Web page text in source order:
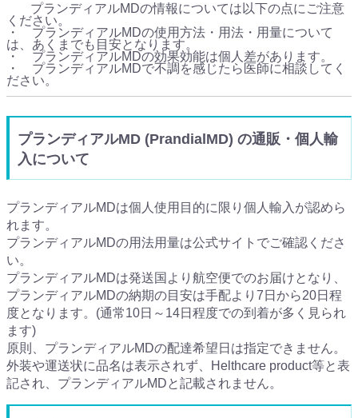
プランディアルMDの情報については以下の点にご注意
ください。
・ プランディアルMDの使用方法・用法・用量について
は、あくまでも目安となります。
・ プランディアルMDの効果効能は個人差があります。
・ プランディアルMDで不調を感じたら医師に相談してく
ださい。
プランディアルMD (PrandialMD) の通販・個人輸
入について
プランディアルMDは個人使用目的に限り個人輸入が認めら
れます。
プランディアルMDの用法用量は公式サイトでご確認くださ
い。
プランディアルMDは発送国より航空便でのお届けとなり、
プランディアルMDの納期の目安は手配より7日から20日程
度となります。(通常10日～14日程度での到着が多く見られ
ます)
原則、プランディアルMDの配達希望日は指定できません。
外装や運送状に品名は表示されず、Helthcare product等と表
記され、プランディアルMDと記載されません。